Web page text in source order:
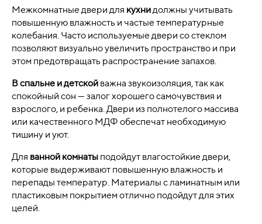
Межкомнатные двери для кухнидолжны учитывать
повышенную влажность и частые температурные
колебания. Часто используемые двери со стеклом
позволяют визуально увеличить пространство и при
этом предотвращать распространение запахов.
В спальне и детской важна звукоизоляция, так как
спокойный сон — залог хорошего самочувствия и
взрослого, и ребенка. Двери из полнотелого массива
или качественного МДФ обеспечат необходимую
тишину и уют.
Для ванной комнаты подойдут влагостойкие двери,
которые выдерживают повышенную влажность и
перепады температур. Материалы с ламинатным или
пластиковым покрытием отлично подойдут для этих
целей.